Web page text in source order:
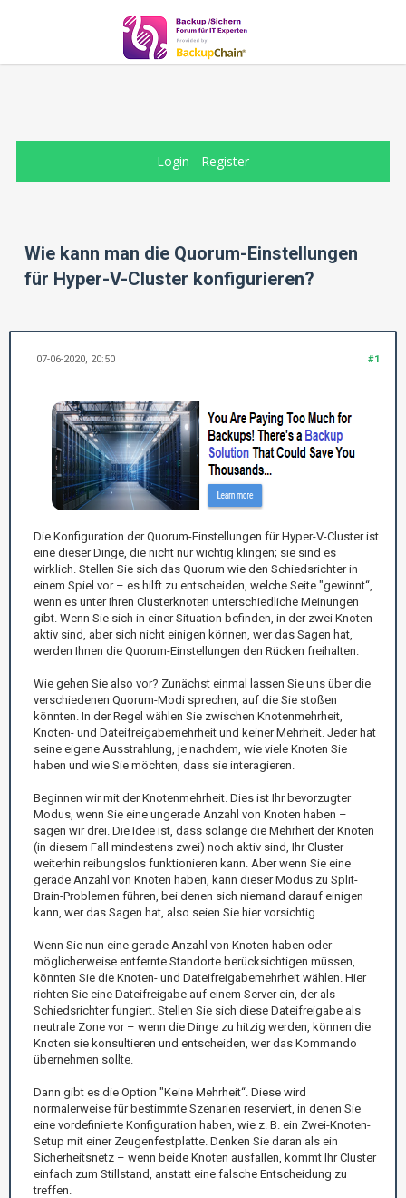
Login - Register
Wie kann man die Quorum-Einstellungen
für Hyper-V-Cluster konfigurieren?
#1
07-06-2020, 20:50
Die Konfiguration der Quorum-Einstellungen für Hyper-V-Cluster ist
eine dieser Dinge, die nicht nur wichtig klingen; sie sind es
wirklich. Stellen Sie sich das Quorum wie den Schiedsrichter in
einem Spiel vor – es hilft zu entscheiden, welche Seite "gewinnt“,
wenn es unter Ihren Clusterknoten unterschiedliche Meinungen
gibt. Wenn Sie sich in einer Situation befinden, in der zwei Knoten
aktiv sind, aber sich nicht einigen können, wer das Sagen hat,
werden Ihnen die Quorum-Einstellungen den Rücken freihalten.
Wie gehen Sie also vor? Zunächst einmal lassen Sie uns über die
verschiedenen Quorum-Modi sprechen, auf die Sie stoßen
könnten. In der Regel wählen Sie zwischen Knotenmehrheit,
Knoten- und Dateifreigabemehrheit und keiner Mehrheit. Jeder hat
seine eigene Ausstrahlung, je nachdem, wie viele Knoten Sie
haben und wie Sie möchten, dass sie interagieren.
Beginnen wir mit der Knotenmehrheit. Dies ist Ihr bevorzugter
Modus, wenn Sie eine ungerade Anzahl von Knoten haben –
sagen wir drei. Die Idee ist, dass solange die Mehrheit der Knoten
(in diesem Fall mindestens zwei) noch aktiv sind, Ihr Cluster
weiterhin reibungslos funktionieren kann. Aber wenn Sie eine
gerade Anzahl von Knoten haben, kann dieser Modus zu Split-
Brain-Problemen führen, bei denen sich niemand darauf einigen
kann, wer das Sagen hat, also seien Sie hier vorsichtig.
Wenn Sie nun eine gerade Anzahl von Knoten haben oder
möglicherweise entfernte Standorte berücksichtigen müssen,
könnten Sie die Knoten- und Dateifreigabemehrheit wählen. Hier
richten Sie eine Dateifreigabe auf einem Server ein, der als
Schiedsrichter fungiert. Stellen Sie sich diese Dateifreigabe als
neutrale Zone vor – wenn die Dinge zu hitzig werden, können die
Knoten sie konsultieren und entscheiden, wer das Kommando
übernehmen sollte.
Dann gibt es die Option "Keine Mehrheit“. Diese wird
normalerweise für bestimmte Szenarien reserviert, in denen Sie
eine vordefinierte Konfiguration haben, wie z. B. ein Zwei-Knoten-
Setup mit einer Zeugenfestplatte. Denken Sie daran als ein
Sicherheitsnetz – wenn beide Knoten ausfallen, kommt Ihr Cluster
einfach zum Stillstand, anstatt eine falsche Entscheidung zu
treffen.